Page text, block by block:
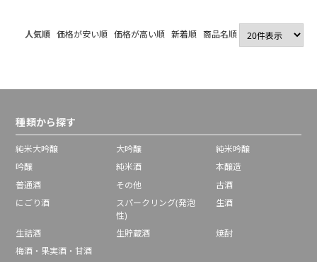
人気順 価格が安い順 価格が高い順 新着順 商品名順
種類から探す
純米大吟醸 大吟醸
純米吟醸
吟醸
純米酒
本醸造
普通酒
その他
古酒
にごり酒
スパークリング(発泡
性)
生酒
生詰酒 生貯蔵酒
焼酎
梅酒・果実酒・甘酒